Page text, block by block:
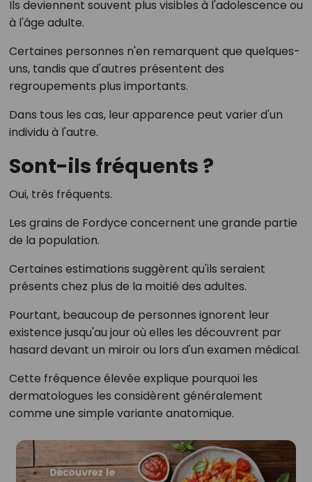
Ils deviennent souvent plus visibles à l'adolescence ou
à l'âge adulte.
Certaines personnes n'en remarquent que quelques-
uns, tandis que d'autres présentent des
regroupements plus importants.
Dans tous les cas, leur apparence peut varier d'un
individu à l'autre.
Sont-ils fréquents ?
Oui, très fréquents.
Les grains de Fordyce concernent une grande partie
de la population.
Certaines estimations suggèrent qu'ils seraient
présents chez plus de la moitié des adultes.
Pourtant, beaucoup de personnes ignorent leur
existence jusqu'au jour où elles les découvrent par
hasard devant un miroir ou lors d'un examen médical.
Cette fréquence élevée explique pourquoi les
dermatologues les considèrent généralement
comme une simple variante anatomique.